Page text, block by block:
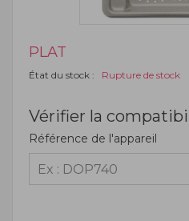
PLAT
État du stock : Rupture de stock
Vérifier la
Référence de l'appareil